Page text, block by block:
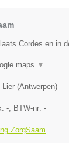
Cordes en in
maps ▼
Lier (Antwerpen)
-, BTW-nr: -
ZorgSaam